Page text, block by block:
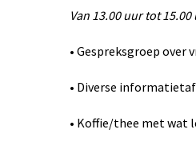
Van 13.00 uur tot 15.00
• Gespreksgroep
• Diverse
• Koffie/thee met wat